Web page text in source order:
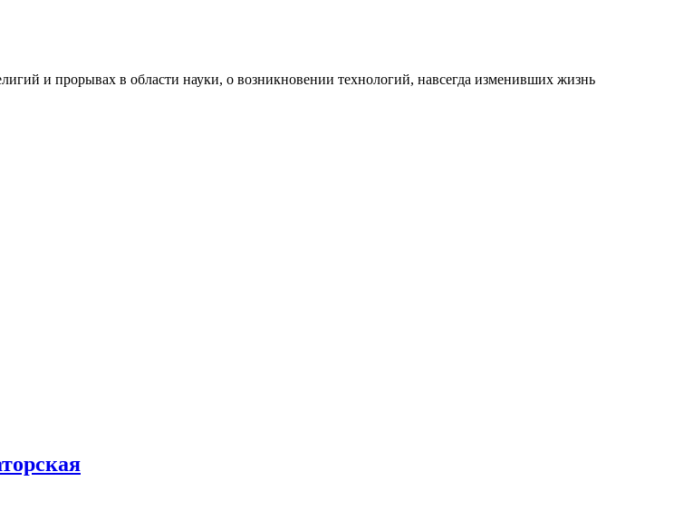
и прорывах в области науки, о возникновении технологий, навсегда изменивших жизнь